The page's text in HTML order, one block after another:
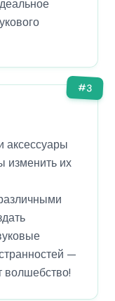
#3
аксессуары
изменить их
—
волшебство!